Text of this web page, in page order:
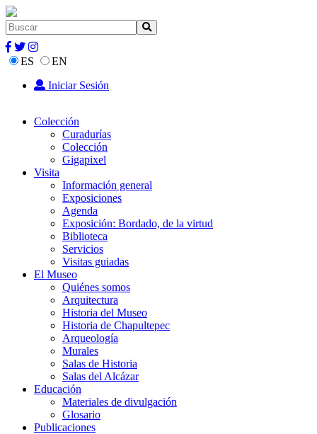
ES
EN
Iniciar Sesión
Colección
Curadurías
Colección
Gigapixel
Visita
Información general
Exposiciones
Agenda
Exposición: Bordado, de la virtud
Biblioteca
Servicios
Visitas guiadas
El Museo
Quiénes somos
Arquitectura
Historia del Museo
Historia de Chapultepec
Arqueología
Murales
Salas de Historia
Salas del Alcázar
Educación
Materiales de divulgación
Glosario
Publicaciones